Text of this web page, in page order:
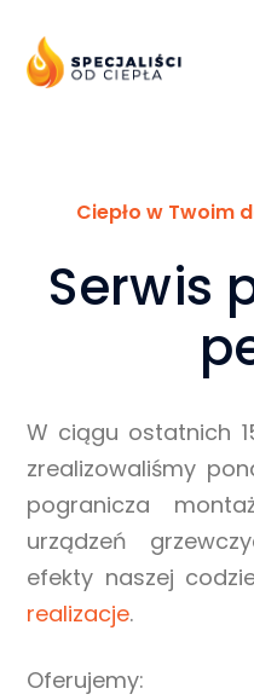
Ciepło w Twoim
Serwis
W ciągu ostatnich
zrealizowaliśmy
pogranicza
urządzeń
efekty naszej
realizacje.
Oferujemy: